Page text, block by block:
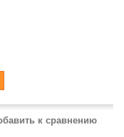
к сравнению